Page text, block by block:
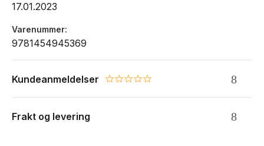
17.01.2023
Varenummer
9781454945369
Kundeanmeldelser 0.0 star rating
Frakt og levering